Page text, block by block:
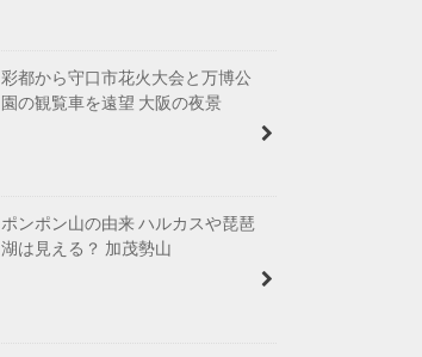
彩都から守口市花火大会と万博公
園の観覧車を遠望 大阪の夜景
ポンポン山の由来 ハルカスや琵琶
湖は見える？ 加茂勢山